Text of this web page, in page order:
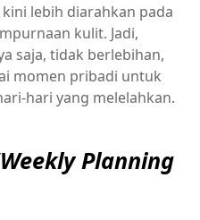
kini lebih diarahkan pada
kulit. Jadi,
saja, tidak berlebihan,
momen pribadi untuk
hari yang melelahkan.
Planning